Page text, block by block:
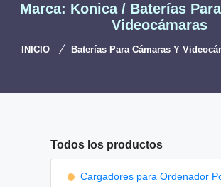
Marca: Konica / Baterías
Videocámaras
INICIO Baterías Para Cámaras Y
Todos los productos
Cargadores para Ordenador